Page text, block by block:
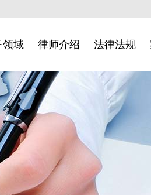
领域 律师介绍 法律法规